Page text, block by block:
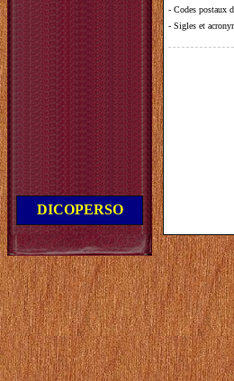
DICOPERSO
- Codes postaux
- Sigles et